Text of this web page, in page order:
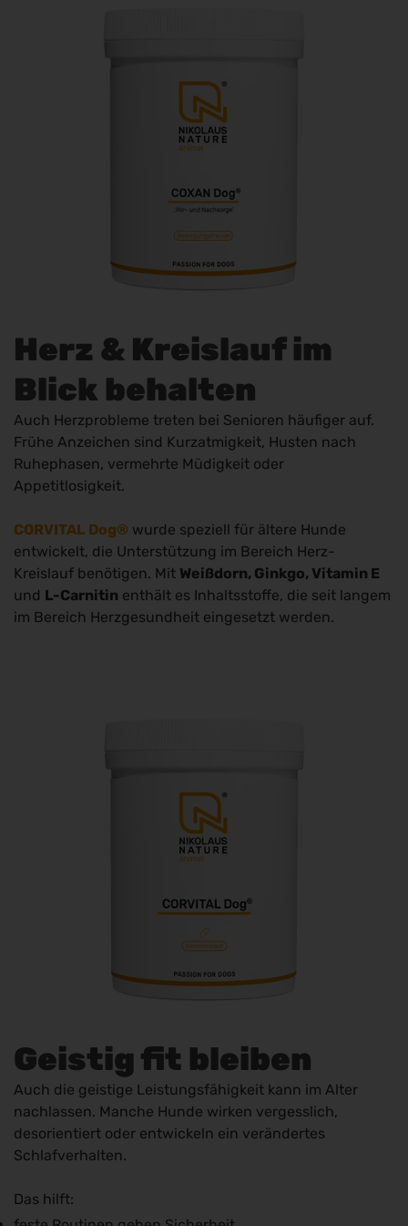
Herz & Kreislauf im
Blick behalten
Auch Herzprobleme treten bei Senioren häufiger auf.
Frühe Anzeichen sind Kurzatmigkeit, Husten nach
Ruhephasen, vermehrte Müdigkeit oder
Appetitlosigkeit.
CORVITAL Dog® wurde speziell für ältere Hunde
entwickelt, die Unterstützung im Bereich Herz-
Kreislauf benötigen. Mit Weißdorn, Ginkgo, Vitamin E
und L-Carnitin enthält es Inhaltsstoffe, die seit langem
im Bereich Herzgesundheit eingesetzt werden.
Geistig fit bleiben
Auch die geistige Leistungsfähigkeit kann im Alter
nachlassen. Manche Hunde wirken vergesslich,
desorientiert oder entwickeln ein verändertes
Schlafverhalten.
Das hilft: